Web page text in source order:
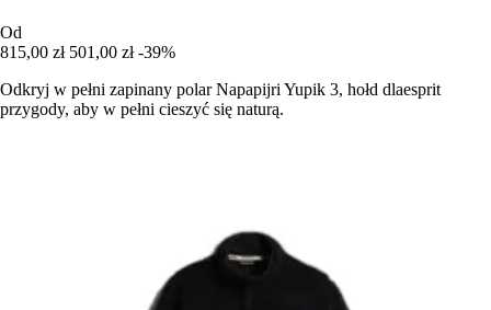
Od
815,00 zł 501,00 zł -39%
Odkryj w pełni zapinany polar Napapijri Yupik 3, hołd dlaesprit
przygody, aby w pełni cieszyć się naturą.